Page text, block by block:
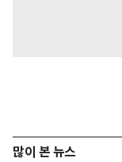
많이 본 뉴스